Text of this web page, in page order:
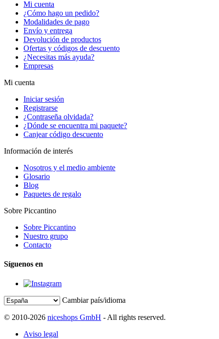
Mi cuenta
¿Cómo hago un pedido?
Modalidades de pago
Envío y entrega
Devolución de productos
Ofertas y códigos de descuento
¿Necesitas más ayuda?
Empresas
Mi cuenta
Iniciar sesión
Registrarse
¿Contraseña olvidada?
¿Dónde se encuentra mi paquete?
Canjear código descuento
Información de interés
Nosotros y el medio ambiente
Glosario
Blog
Paquetes de regalo
Sobre Piccantino
Sobre Piccantino
Nuestro grupo
Contacto
Síguenos en
Cambiar país/idioma
© 2010-2026 niceshops GmbH - All rights reserved.
Aviso legal